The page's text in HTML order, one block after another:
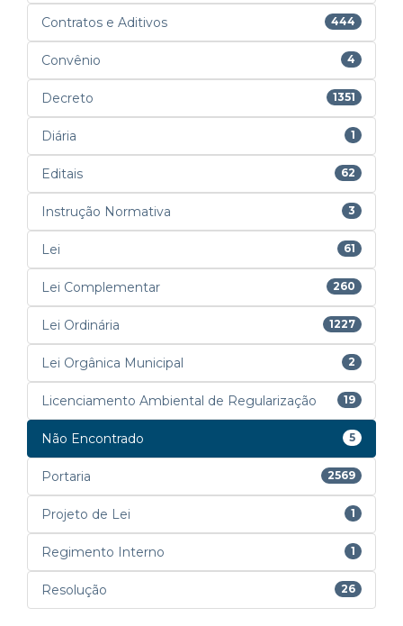
Contratos e Aditivos 444
Convênio 4
Decreto 1351
Diária 1
Editais 62
Instrução Normativa 3
Lei 61
Lei Complementar 260
Lei Ordinária 1227
Lei Orgânica Municipal 2
Licenciamento Ambiental de Regularização 19
Não Encontrado 5
Portaria 2569
Projeto de Lei 1
Regimento Interno 1
Resolução 26